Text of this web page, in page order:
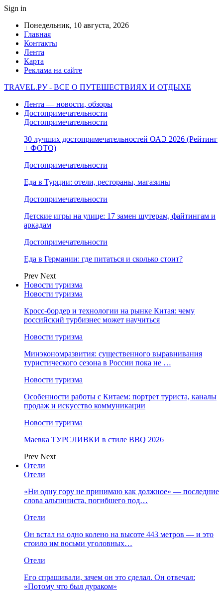
Sign in
Понедельник, 10 августа, 2026
Главная
Контакты
Лента
Карта
Реклама на сайте
TRAVEL.РУ - ВСЕ О ПУТЕШЕСТВИЯХ И ОТДЫХЕ
Лента — новости, обзоры
Достопримечательности
Достопримечательности
30 лучших достопримечательностей ОАЭ 2026 (Рейтинг
+ ФОТО)
Достопримечательности
Еда в Турции: отели, рестораны, магазины
Достопримечательности
Детские игры на улице: 17 замен шутерам, файтингам и
аркадам
Достопримечательности
Еда в Германии: где питаться и сколько стоит?
Prev Next
Новости туризма
Новости туризма
Кросс-бордер и технологии на рынке Китая: чему
российский турбизнес может научиться
Новости туризма
Минэкономразвития: существенного выравнивания
туристического сезона в России пока не …
Новости туризма
Особенности работы с Китаем: портрет туриста, каналы
продаж и искусство коммуникации
Новости туризма
Маевка ТУРСЛИВКИ в стиле BBQ 2026
Prev Next
Отели
Отели
«Ни одну гору не принимаю как должное» — последние
слова альпиниста, погибшего под…
Отели
Он встал на одно колено на высоте 443 метров — и это
стоило им восьми уголовных…
Отели
Его спрашивали, зачем он это сделал. Он отвечал:
«Потому что был дураком»